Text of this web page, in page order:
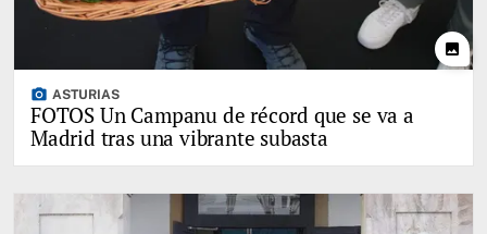
photo
photo_camera ASTURIAS
FOTOS Un Campanu de récord que se va a
Madrid tras una vibrante subasta